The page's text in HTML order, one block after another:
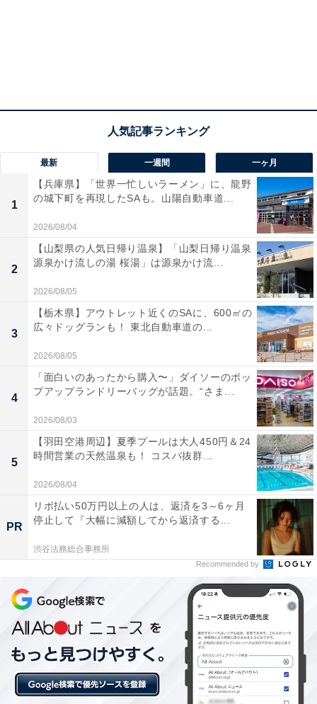
最新 一週間 一ヶ月
1
【兵庫県】「世界一忙しいラーメン」に、龍野
の城下町を再現したSAも。山陽自動車道...
2026/08/04
2
【山梨県の人気日帰り温泉】「山梨日帰り温泉
源泉かけ流しの湯 桜湯」は源泉かけ流...
2026/08/05
3
【栃木県】アウトレット近くのSAに、600㎡の
広々ドッグランも！ 東北自動車道の...
2026/08/05
4
「面白いのあったから購入〜」ダイソーのポッ
プアップランドリーバッグが話題。“さま...
2026/08/03
5
【羽田空港周辺】夏季プールは大人450円＆24
時間営業の天然温泉も！ コスパ抜群...
2026/08/04
PR
リボ払い50万円以上の人は、返済を3～6ヶ月
停止して『大幅に減額してから返済する...
渋谷法務総合事務所
Recommended by